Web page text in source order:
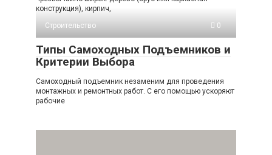
конструкция), кирпич,
Строительство
0
Типы Самоходных Подъемников и
Критерии Выбора
Самоходный подъемник незаменим для проведения
монтажных и ремонтных работ. С его помощью ускоряют
рабочие